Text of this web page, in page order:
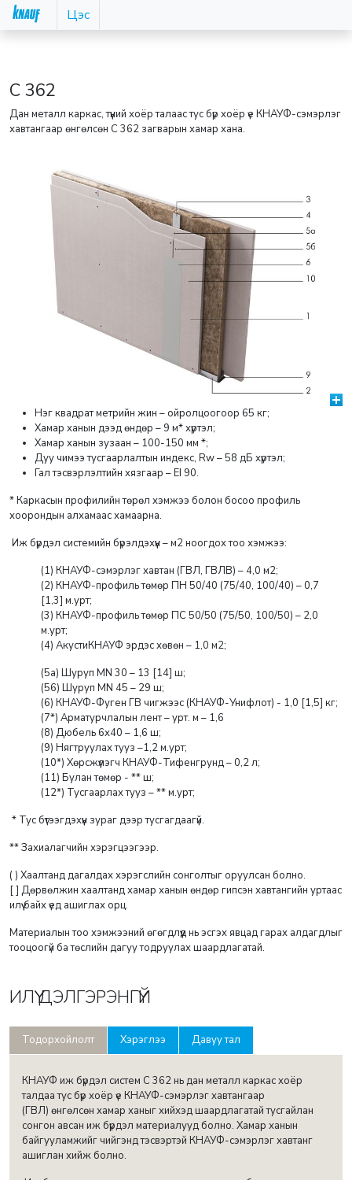
Цэс
С 362
Дан металл каркас, түүний хоёр талаас тус бүр хоёр үе КНАУФ-сэмэрлэг
хавтангаар өнгөлсөн С 362 загварын хамар хана.
Нэг квадрат метрийн жин – ойролцоогоор 65 кг;
Хамар ханын дээд өндөр – 9 м* хүртэл;
Хамар ханын зузаан – 100-150 мм *;
Дуу чимээ тусгаарлалтын индекс, Rw – 58 дБ хүртэл;
Гал тэсвэрлэлтийн хязгаар – EI 90.
* Каркасын профилийн төрөл хэмжээ болон босоо профиль
хоорондын алхамаас хамаарна.
Иж бүрдэл системийн бүрэлдэхүүн – м2 ноогдох тоо хэмжээ:
(1) КНАУФ-сэмэрлэг хавтан (ГВЛ, ГВЛВ) – 4,0 м2;
(2) КНАУФ-профиль төмөр ПН 50/40 (75/40, 100/40) – 0,7
[1,3] м.урт;
(3) КНАУФ-профиль төмөр ПС 50/50 (75/50, 100/50) – 2,0
м.урт;
(4) АкустиКНАУФ эрдэс хөвөн – 1,0 м2;
(5a) Шуруп MN 30 – 13 [14] ш;
(56) Шуруп MN 45 – 29 ш;
(6) КНАУФ-Фуген ГВ чигжээс (КНАУФ-Унифлот) - 1,0 [1,5] кг;
(7*) Арматурчлалын лент – урт. м – 1,6
(8) Дюбель 6х40 – 1,6 ш;
(9) Нягтруулах тууз –1,2 м.урт;
(10*) Хөрсжүүлэгч КНАУФ-Тифенгрунд – 0,2 л;
(11) Булан төмөр - ** ш;
(12*) Тусгаарлах тууз – ** м.урт;
* Тус бүтээгдэхүүн зураг дээр тусгагдаагүй.
** Захиалагчийн хэрэгцээгээр.
( ) Хаалтанд дагалдах хэрэгслийн сонголтыг оруулсан болно.
[ ] Дөрвөлжин хаалтанд хамар ханын өндөр гипсэн хавтангийн уртаас
илүү байх үед ашиглах орц.
Материалын тоо хэмжээний өгөгдлүүд нь эсгэх явцад гарах алдагдлыг
тооцоогүй ба төслийн дагуу тодруулах шаардлагатай.
ИЛҮҮ ДЭЛГЭРЭНГҮЙ
Тодорхойлолт Хэрэглээ Давуу тал
КНАУФ иж бүрдэл систем С 362 нь дан металл каркас хоёр
талдаа тус бүр хоёр үе КНАУФ-сэмэрлэг хавтангаар
(ГВЛ) өнгөлсөн хамар ханыг хийхэд шаардлагатай тусгайлан
сонгон авсан иж бүрдэл материалууд болно. Хамар ханын
байгууламжийг чийгэнд тэсвэртэй КНАУФ-сэмэрлэг хавтанг
ашиглан хийж болно.